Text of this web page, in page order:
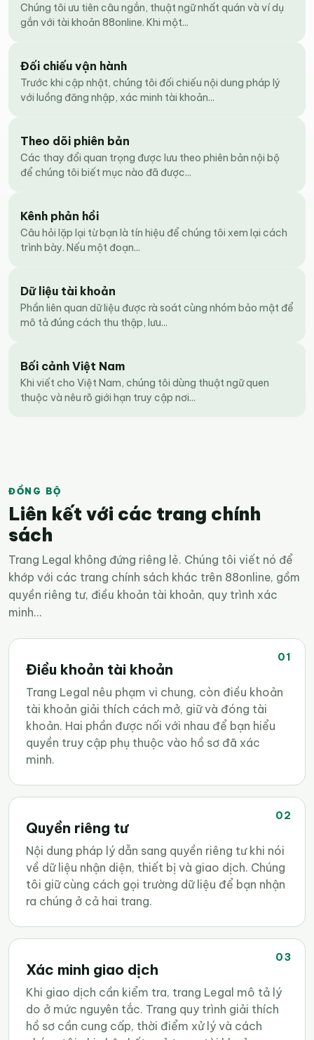
Chúng tôi ưu tiên câu ngắn, thuật ngữ nhất quán và ví dụ
gắn với tài khoản 88online. Khi một...
Đối chiếu vận hành
Trước khi cập nhật, chúng tôi đối chiếu nội dung pháp lý
với luồng đăng nhập, xác minh tài khoản...
Theo dõi phiên bản
Các thay đổi quan trọng được lưu theo phiên bản nội bộ
để chúng tôi biết mục nào đã được...
Kênh phản hồi
Câu hỏi lặp lại từ bạn là tín hiệu để chúng tôi xem lại cách
trình bày. Nếu một đoạn...
Dữ liệu tài khoản
Phần liên quan dữ liệu được rà soát cùng nhóm bảo mật để
mô tả đúng cách thu thập, lưu...
Bối cảnh Việt Nam
Khi viết cho Việt Nam, chúng tôi dùng thuật ngữ quen
thuộc và nêu rõ giới hạn truy cập nơi...
ĐỒNG BỘ
Liên kết với các trang chính
sách
Trang Legal không đứng riêng lẻ. Chúng tôi viết nó để
khớp với các trang chính sách khác trên 88online, gồm
quyền riêng tư, điều khoản tài khoản, quy trình xác
minh...
01
Điều khoản tài khoản
Trang Legal nêu phạm vi chung, còn điều khoản
tài khoản giải thích cách mở, giữ và đóng tài
khoản. Hai phần được nối với nhau để bạn hiểu
quyền truy cập phụ thuộc vào hồ sơ đã xác
minh.
02
Quyền riêng tư
Nội dung pháp lý dẫn sang quyền riêng tư khi nói
về dữ liệu nhận diện, thiết bị và giao dịch. Chúng
tôi giữ cùng cách gọi trường dữ liệu để bạn nhận
ra chúng ở cả hai trang.
03
Xác minh giao dịch
Khi giao dịch cần kiểm tra, trang Legal mô tả lý
do ở mức nguyên tắc. Trang quy trình giải thích
hồ sơ cần cung cấp, thời điểm xử lý và cách